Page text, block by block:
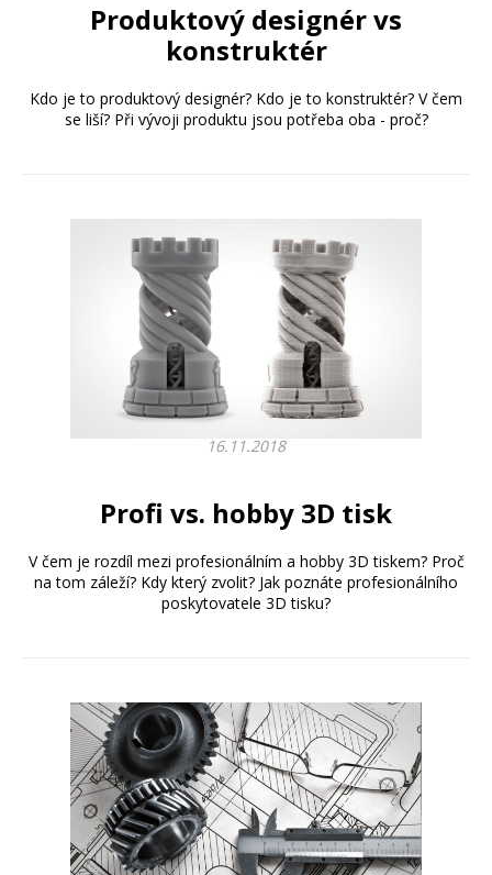
Produktový designér vs
konstruktér
Kdo je to produktový designér? Kdo je to konstruktér? V čem
se liší? Při vývoji produktu jsou potřeba oba - proč?
16.11.2018
Profi vs. hobby 3D tisk
V čem je rozdíl mezi profesionálním a hobby 3D tiskem? Proč
na tom záleží? Kdy který zvolit? Jak poznáte profesionálního
poskytovatele 3D tisku?